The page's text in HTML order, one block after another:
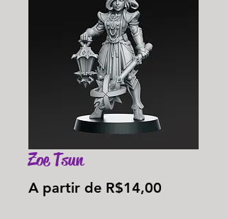
Zoe Tsun
A partir de R$14,00